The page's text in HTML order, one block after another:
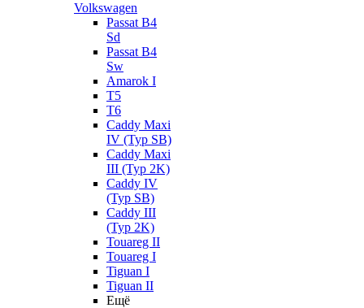
Volkswagen
Passat B4
Sd
Passat B4
Sw
Amarok I
T5
T6
Caddy Maxi
IV (Typ SB)
Caddy Maxi
III (Typ 2K)
Caddy IV
(Typ SB)
Caddy III
(Typ 2K)
Touareg II
Touareg I
Tiguan I
Tiguan II
Ещё